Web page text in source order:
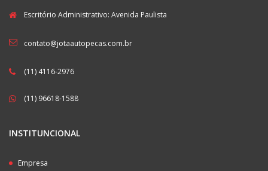
Escritório Administrativo: Avenida Paulista
contato@jotaautopecas.com.br
(11) 4116-2976
(11) 96618-1588
INSTITUNCIONAL
Empresa